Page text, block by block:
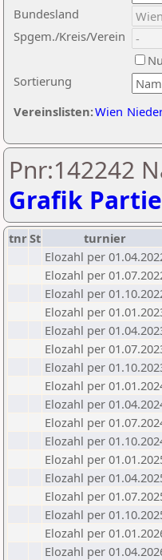
Sortierung
Bundesland
Spgem./Kreis/Verein
Vereinslisten:Wien
Pnr:142242
Grafik
tnrSt turnier
Elozahl per
Elozahl per
Elozahl per
Elozahl per
Elozahl per
Elozahl per
Elozahl per
Elozahl per
Elozahl per
Elozahl per
Elozahl per
Elozahl per
Elozahl per
Elozahl per
Elozahl per
Elozahl per
Elozahl per